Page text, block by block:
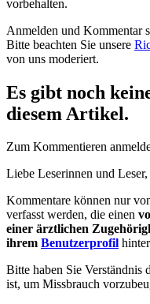
vorbehalten.
Anmelden und Kommentar
Bitte beachten Sie unsere
von uns moderiert.
Es gibt noch
diesem Artikel.
Zum Kommentieren
Liebe Leserinnen und Leser,
Kommentare können nur
verfasst werden, die einen
einer ärztlichen
ihrem Benutzerprofil
Bitte haben Sie Verständnis
ist, um Missbrauch